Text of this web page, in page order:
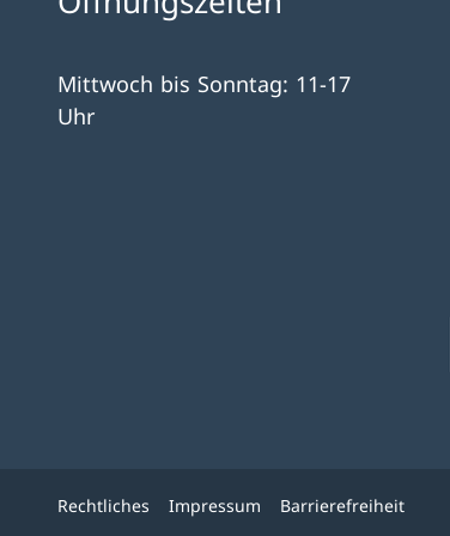
Mittwoch bis Sonntag: 11-17
Uhr
Rechtliches Impressum Barrierefreiheit